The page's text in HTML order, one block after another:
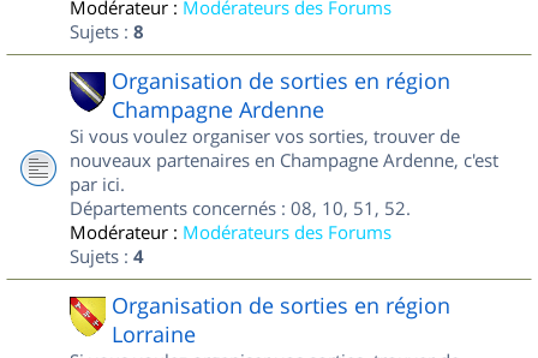
Modérateur : Modérateurs des Forums
Sujets : 8
Organisation de sorties en région
Champagne Ardenne
Si vous voulez organiser vos sorties, trouver de
nouveaux partenaires en Champagne Ardenne, c'est
par ici.
Départements concernés : 08, 10, 51, 52.
Modérateur : Modérateurs des Forums
Sujets : 4
Organisation de sorties en région
Lorraine